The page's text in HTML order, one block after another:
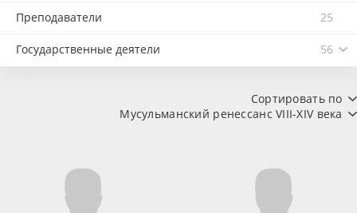
Преподаватели 25
Государственные деятели 56
Сортировать по
Мусульманский ренессанс VIII-XIV века